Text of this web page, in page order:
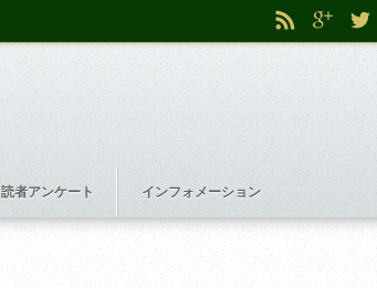
読者アンケート インフォメーション